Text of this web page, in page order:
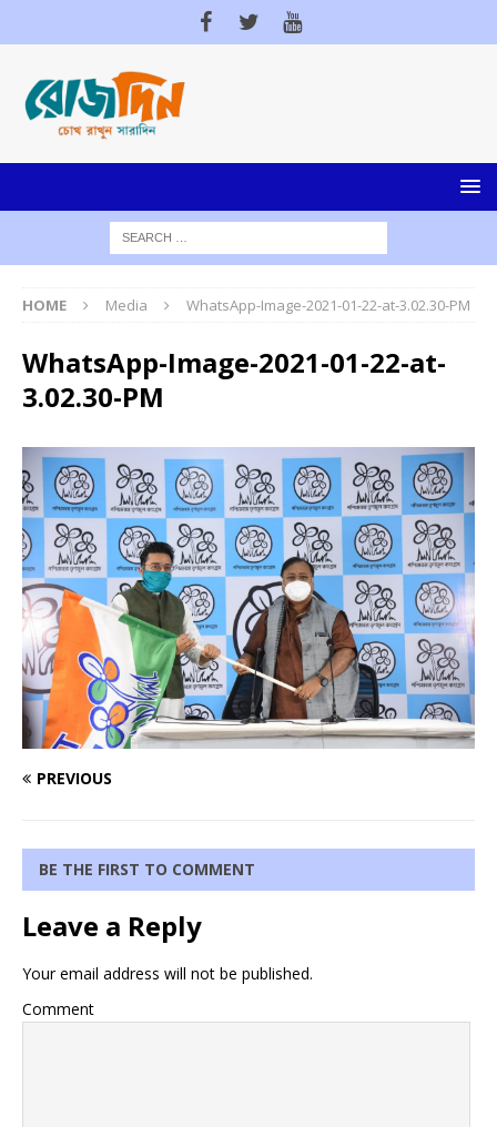
HOME Media WhatsApp-Image-2021-01-22-at-3.02.30-PM
WhatsApp-Image-2021-01-22-at-
3.02.30-PM
PREVIOUS
BE THE FIRST TO COMMENT
Leave a Reply
Your email address will not be published.
Comment